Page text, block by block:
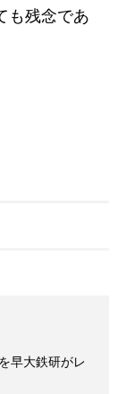
も残念であ
早大鉄研がレ